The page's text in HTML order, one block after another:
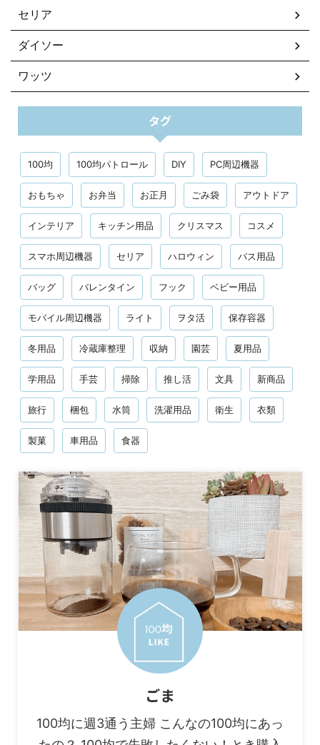
セリア
ダイソー
ワッツ
タグ
100均 100均パトロール DIY PC周辺機器
おもちゃ お弁当 お正月 ごみ袋 アウトドア
インテリア キッチン用品 クリスマス コスメ
スマホ周辺機器 セリア ハロウィン バス用品
バッグ バレンタイン フック ベビー用品
モバイル周辺機器 ライト ヲタ活 保存容器
冬用品 冷蔵庫整理 収納 園芸 夏用品
学用品 手芸 掃除 推し活 文具 新商品
旅行 梱包 水筒 洗濯用品 衛生 衣類
製菓 車用品 食器
ごま
100均に週3通う主婦 こんなの100均にあっ